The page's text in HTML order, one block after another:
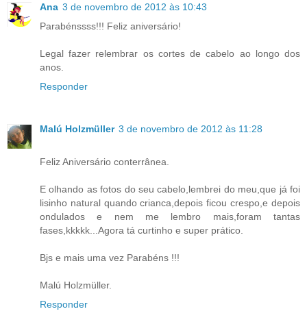
Ana 3 de novembro de 2012 às 10:43
Parabénssss!!! Feliz aniversário!
Legal fazer relembrar os cortes de cabelo ao longo dos
anos.
Responder
Malú Holzmüller 3 de novembro de 2012 às 11:28
Feliz Aniversário conterrânea.
E olhando as fotos do seu cabelo,lembrei do meu,que já foi
lisinho natural quando crianca,depois ficou crespo,e depois
ondulados e nem me lembro mais,foram tantas
fases,kkkkk...Agora tá curtinho e super prático.
Bjs e mais uma vez Parabéns !!!
Malú Holzmüller.
Responder